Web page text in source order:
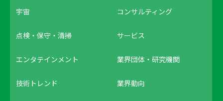
宇宙 コンサルティング
点検・保守・清掃 サービス
エンタテインメント 業界団体・研究機関
技術トレンド 業界動向